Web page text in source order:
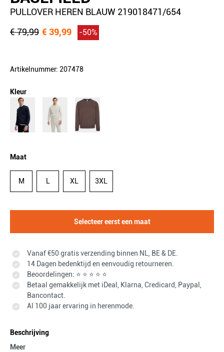
PULLOVER HEREN BLAUW 219018471/654
€ 79,99 € 39,99 -50%
Artikelnummer: 207478
Kleur
Maat
M L XL 3XL
Selecteer eerst een maat
Vanaf €50 gratis verzending binnen NL, BE & DE.
14 Dagen bedenktijd en eenvoudig retourneren.
Beoordelingen: ⭐ ⭐ ⭐ ⭐ ⭐
Betaal gemakkelijk met iDeal, Klarna, Credicard, Paypal,
Bancontact.
Al 100 jaar ervaring in herenmode.
Beschrijving
Meer